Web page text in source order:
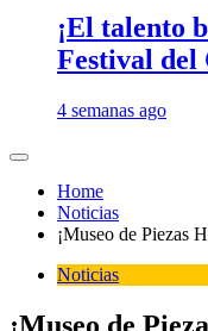
¡El talento
Festival del
4 semanas ago
Home
Noticias
¡Museo de Piezas
Noticias